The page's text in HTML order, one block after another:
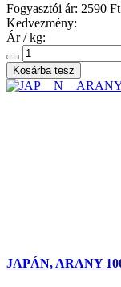
Fogyasztói ár: 2590 Ft
Kedvezmény:
Ár / kg:
JAPÁN, ARANY